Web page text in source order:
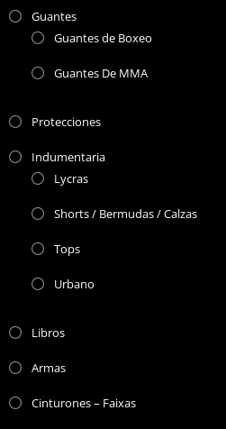
Guantes
Guantes de Boxeo
Guantes De MMA
Protecciones
Indumentaria
Lycras
Shorts / Bermudas / Calzas
Tops
Urbano
Libros
Armas
Cinturones – Faixas